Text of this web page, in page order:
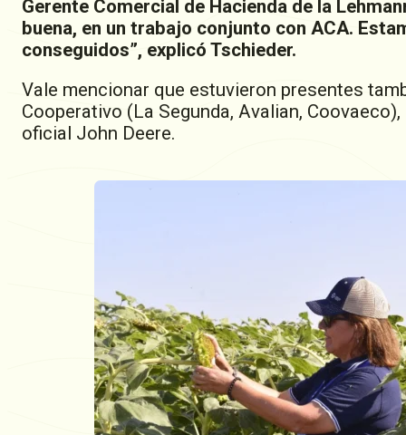
Gerente Comercial de Hacienda de la
buena, en un trabajo conjunto con ACA.
conseguidos”, explicó Tschieder.
Vale mencionar que estuvieron presentes
Cooperativo (La Segunda, Avalian,
oficial John Deere.